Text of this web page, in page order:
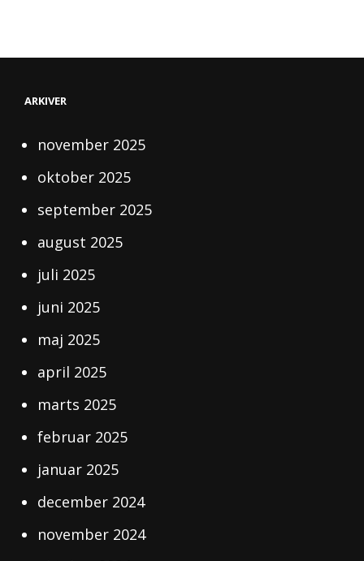
ARKIVER
november 2025
oktober 2025
september 2025
august 2025
juli 2025
juni 2025
maj 2025
april 2025
marts 2025
februar 2025
januar 2025
december 2024
november 2024